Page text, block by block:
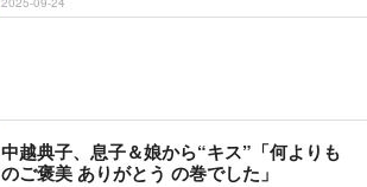
中越典子、息子＆娘から“キス”「何よりも
のご褒美 ありがとう の巻でした」